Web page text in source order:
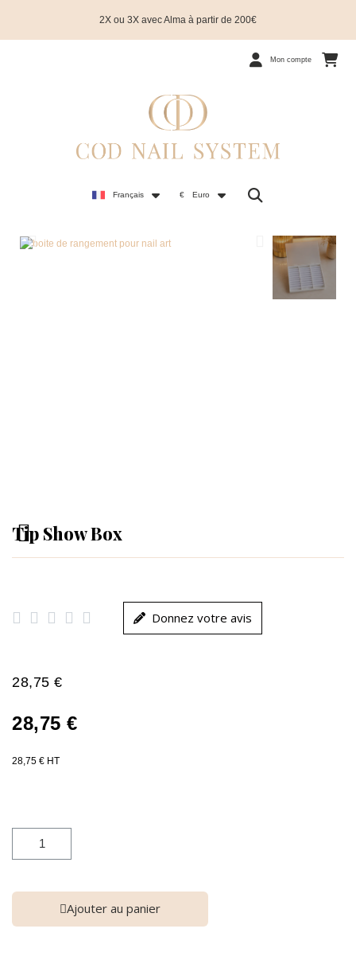
2X ou 3X avec Alma à partir de 200€
Mon compte
Français € Euro
Tip Show Box
     Donnez votre avis
28,75 €
28,75 €
28,75 € HT
Ajouter au panier